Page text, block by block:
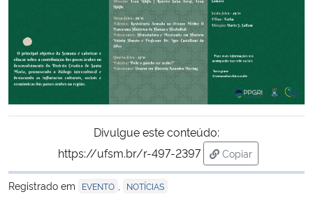
Ministério do Desenvolvimento Regional
Controladoria-Geral da União
Ministério da Mulher, da Família e dos Direitos Humanos
Secretaria-Geral
Secretaria de Governo
Gabinete de Segurança Institucional
Divulgue este conteúdo:
https://ufsm.br/r-497-2397
Copiar
para área de
Registrado em
EVENTO NOTÍCIAS